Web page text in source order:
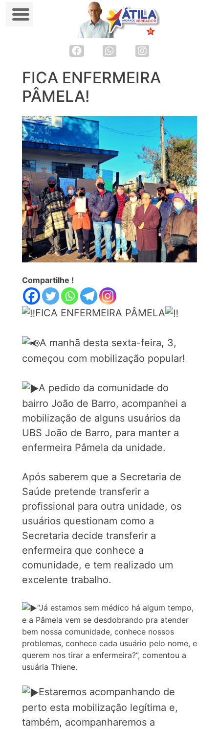
content
FICA ENFERMEIRA
PÂMELA!
Compartilhe !
FICA ENFERMEIRA PÂMELA
A manhã desta sexta-feira, 3,
começou com mobilização popular!
A pedido da comunidade do
bairro João de Barro, acompanhei a
mobilização de alguns usuários da
UBS João de Barro, para manter a
enfermeira Pâmela da unidade.
Após saberem que a Secretaria de
Saúde pretende transferir a
profissional para outra unidade, os
usuários questionam como a
Secretaria decide transferir a
enfermeira que conhece a
comunidade, e tem realizado um
excelente trabalho.
“Já estamos sem médico há algum tempo,
e a Pâmela vem se desdobrando pra atender
bem nossa comunidade, conhece nossos
problemas, conhece cada usuário pelo nome, e
querem nos tirar a enfermeira?”, comentou a
usuária Thiene.
Estaremos acompanhando de
perto esta mobilização legítima e,
também, acompanharemos a